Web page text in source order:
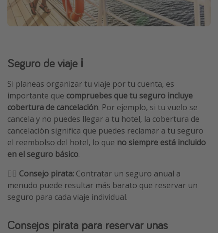
Seguro de viaje ℹ️
Si planeas organizar tu viaje por tu cuenta, es
importante que compruebes que tu seguro incluye
cobertura de cancelación. Por ejemplo, si tu vuelo se
cancela y no puedes llegar a tu hotel, la cobertura de
cancelación significa que puedes reclamar a tu seguro
el reembolso del hotel, lo que no siempre está incluido
en el seguro básico.
🏴‍☠️ Consejo pirata: Contratar un seguro anual a
menudo puede resultar más barato que reservar un
seguro para cada viaje individual.
Consejos pirata para reservar unas